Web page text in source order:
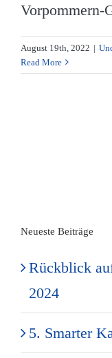
Vorpommern-
August 19th, 2022 |
Read More
Neueste Beiträge
Rückblick
2024
5. Smarter